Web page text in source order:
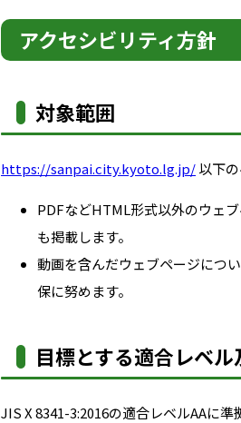
アクセシビリティ方針
対象範囲
https://sanpai.city.kyoto.lg.jp/以下の
PDFなどHTML形式以外のウェ
も掲載します。
動画を含んだウェブページにつ
保に努めます。
目標とする適合レベ
JIS X 8341-3:2016の適合レベルAAに準